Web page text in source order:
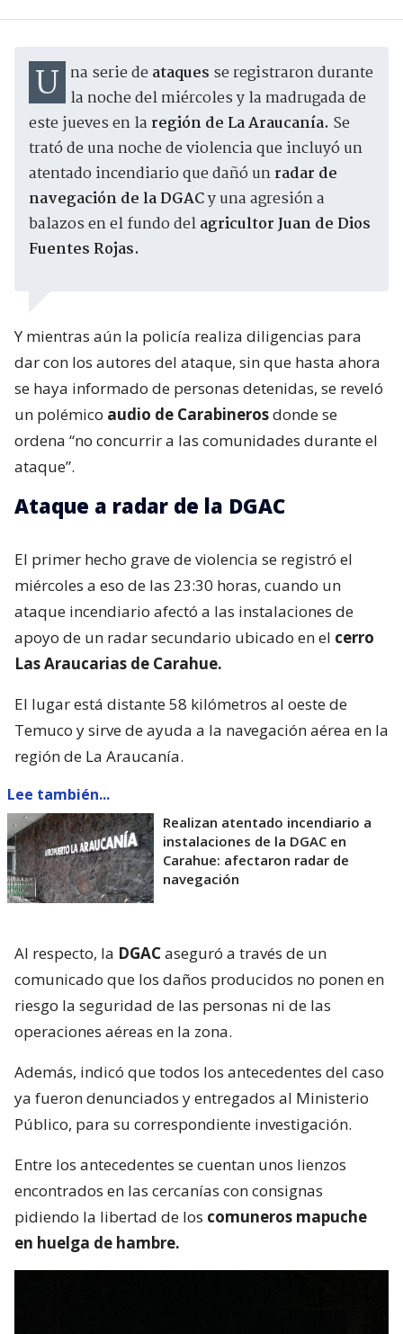
Una serie de ataques se registraron durante
la noche del miércoles y la madrugada de
este jueves en la región de La Araucanía. Se
trató de una noche de violencia que incluyó un
atentado incendiario que dañó unradar de
navegación de la DGACy una agresión a
balazos en el fundo delagricultor Juan de Dios
Fuentes Rojas.
Y mientras aún la policía realiza diligencias para
dar con los autores del ataque, sin que hasta ahora
se haya informado de personas detenidas, se reveló
un polémico audio de Carabinerosdonde se
ordena “no concurrir a las comunidades durante el
ataque”.
Ataque a radar de la DGAC
El primer hecho grave de violencia se registró el
miércoles a eso de las 23:30 horas, cuando un
ataque incendiario afectó a las instalaciones de
apoyo de un radar secundario ubicado en el cerro
Las Araucarias de Carahue.
El lugar está distante 58 kilómetros al oeste de
Temuco y sirve de ayuda a la navegación aérea en la
región de La Araucanía.
Lee también...
Realizan atentado incendiario a
instalaciones de la DGAC en
Carahue: afectaron radar de
navegación
Al respecto, la DGACaseguró a través de un
comunicado que los daños producidos no ponen en
riesgo la seguridad de las personas ni de las
operaciones aéreas en la zona.
Además, indicó que todos los antecedentes del caso
ya fueron denunciados y entregados al Ministerio
Público, para su correspondiente investigación.
Entre los antecedentes se cuentan unos lienzos
encontrados en las cercanías con consignas
pidiendo la libertad de los comuneros mapuche
en huelga de hambre.